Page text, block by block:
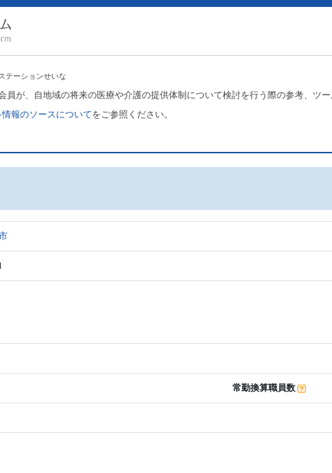
テーションせいな
員が、自地域の将来の医療や介護の提供体制について検討を行う際の参考、ツ
情報のソースについてをご参照ください。
常勤換算職員数